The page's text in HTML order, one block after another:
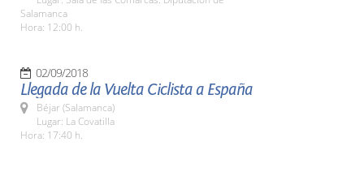
Salamanca
Hora: 12:00 h.
02/09/2018
Llegada de la Vuelta Ciclista a España
Béjar (Salamanca)
Lugar: La Covatilla
Hora: 17:40 h.